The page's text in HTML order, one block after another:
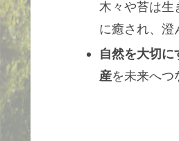
木々や苔は生
に癒され、澄
自然を大切に
産を未来へつ